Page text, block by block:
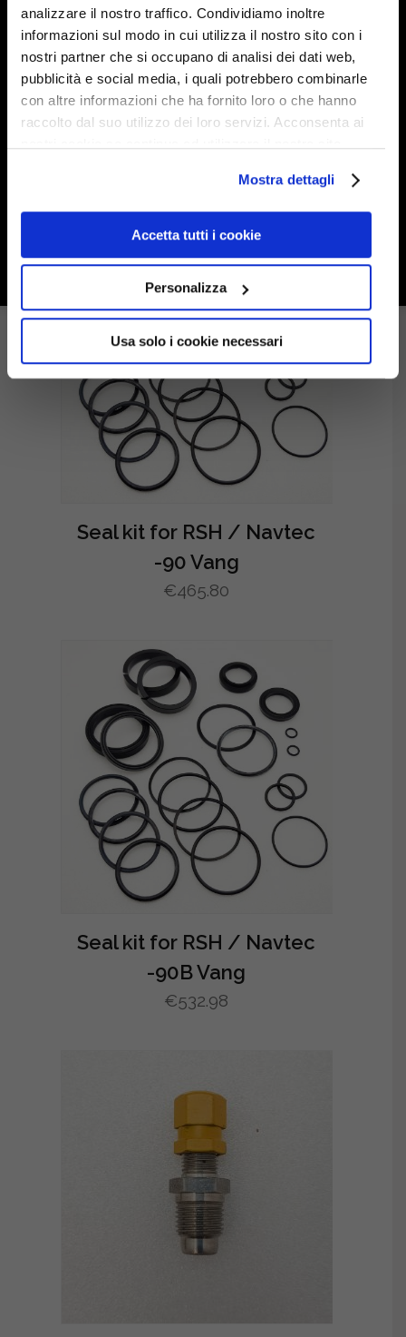
analizzare il nostro traffico. Condividiamo inoltre
informazioni sul modo in cui utilizza il nostro sito con i
nostri partner che si occupano di analisi dei dati web,
pubblicità e social media, i quali potrebbero combinarle
con altre informazioni che ha fornito loro o che hanno
raccolto dal suo utilizzo dei loro servizi. Acconsenta ai
Mostra dettagli
Accetta tutti i cookie
Personalizza
Usa solo i cookie necessari
Seal Kit for Navtec
5000/7500 4-Way Fac
Seal kit for RSH / Navtec
-90 Vang
€465.80
Seal kit for RSH / Navtec
-90B Vang
€532.98